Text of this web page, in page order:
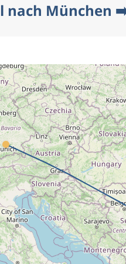
nach München